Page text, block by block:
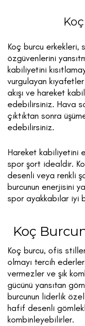
Koç burcu
özgüvenlerini
kabiliyetini
vurgulayan
akışı ve hareket
edebilirsiniz. Hava
çıktıktan sonra
edebilirsiniz.
Hareket kabiliyetini
spor şort idealdir.
desenli veya renkli
burcunun enerjisini
spor ayakkabılar iyi
Koç
Koç burcu, ofis
olmayı tercih
vermezler ve şık
gücünü yansıtan
burcunun liderlik
hafif desenli
kombinleyebilirler.